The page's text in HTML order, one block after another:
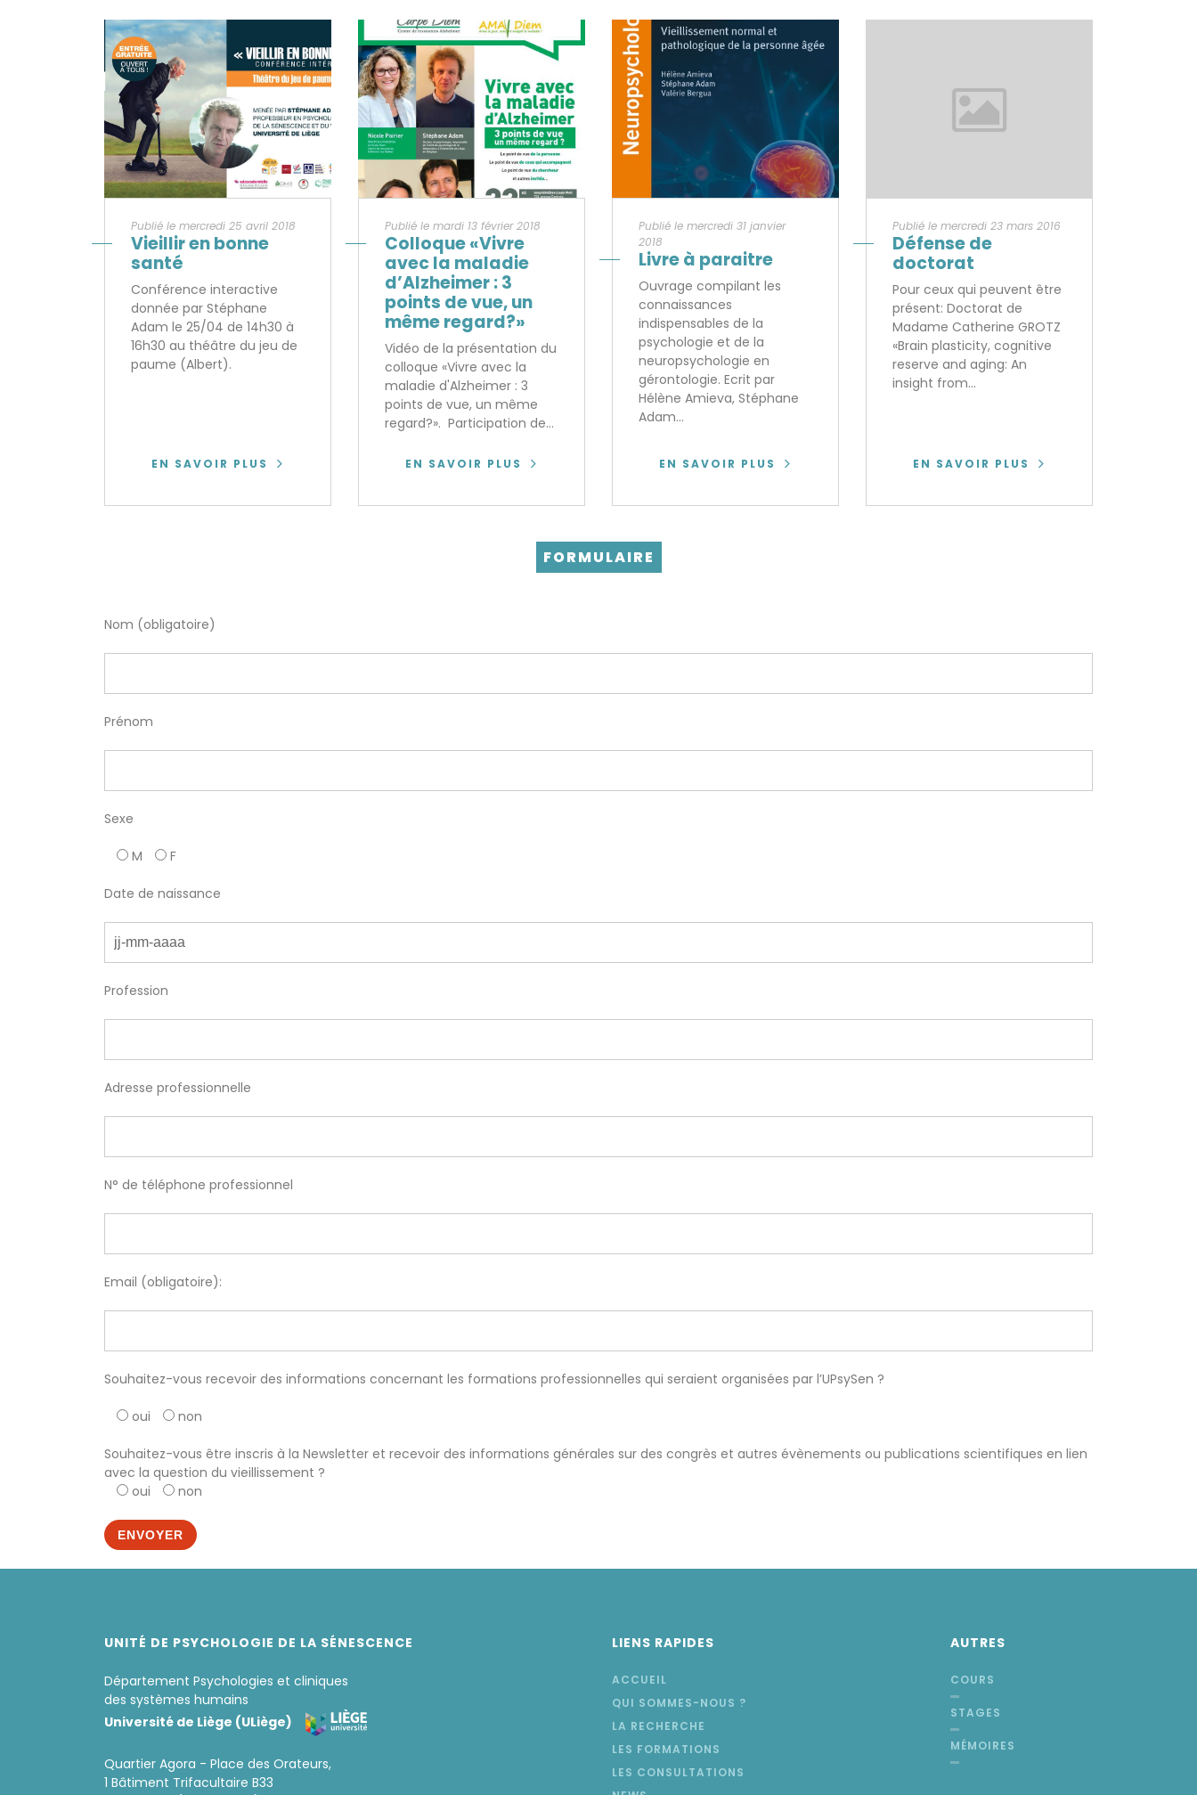
Publié le mercredi 25 avril 2018
Vieillir en bonne
santé
Conférence interactive
donnée par Stéphane
Adam le 25/04 de 14h30 à
16h30 au théâtre du jeu de
paume (Albert).
EN SAVOIR PLUS
Publié le mardi 13 février 2018
Colloque «Vivre
avec la maladie
d’Alzheimer : 3
points de vue, un
même regard?»
Vidéo de la présentation du
colloque «Vivre avec la
maladie d'Alzheimer : 3
points de vue, un même
regard?». Participation de...
EN SAVOIR PLUS
Publié le mercredi 31 janvier
2018
Livre à paraitre
Ouvrage compilant les
connaissances
indispensables de la
psychologie et de la
neuropsychologie en
gérontologie. Ecrit par
Hélène Amieva, Stéphane
Adam...
EN SAVOIR PLUS
Publié le mercredi 23 mars 2016
Défense de
doctorat
Pour ceux qui peuvent être
présent: Doctorat de
Madame Catherine GROTZ
«Brain plasticity, cognitive
reserve and aging: An
insight from...
EN SAVOIR PLUS
FORMULAIRE
Nom (obligatoire)
Prénom
Sexe
M F
Date de naissance
Profession
Adresse professionnelle
N° de téléphone professionnel
Email (obligatoire):
Souhaitez-vous recevoir des informations concernant les formations professionnelles qui seraient organisées par l’UPsySen ?
oui non
Souhaitez-vous être inscris à la Newsletter et recevoir des informations générales sur des congrès et autres évènements ou publications scientifiques en lien
avec la question du vieillissement ?
oui
non
UNITÉ DE PSYCHOLOGIE DE LA SÉNESCENCE
Département Psychologies et cliniques
des systèmes humains
Université de Liège (ULiège)
Quartier Agora - Place des Orateurs,
1 Bâtiment Trifacultaire B33
LIENS RAPIDES
ACCUEIL
QUI SOMMES-NOUS ?
LA RECHERCHE
LES FORMATIONS
LES CONSULTATIONS
AUTRES
COURS
STAGES
MÉMOIRES